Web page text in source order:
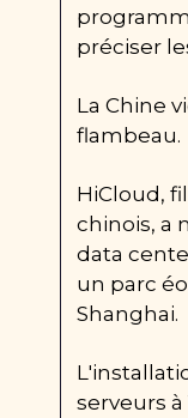
préciser
La Chine
flambeau.
HiCloud,
chinois, a
data
un parc
Shanghai.
serveurs